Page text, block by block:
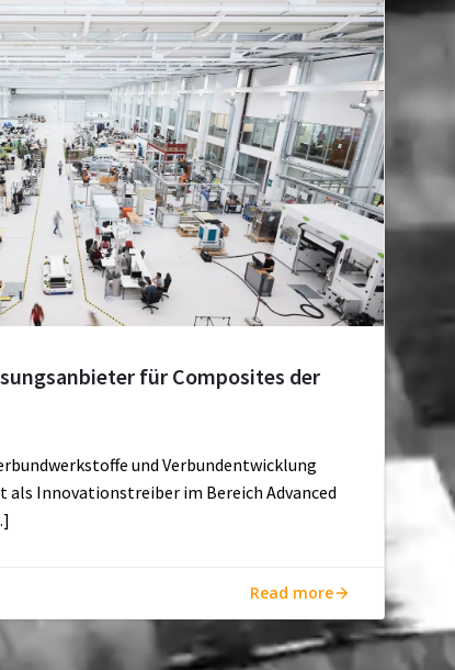
für Composites der
und Verbundentwicklung
als Innovationstreiber im Bereich Advanced
Read more